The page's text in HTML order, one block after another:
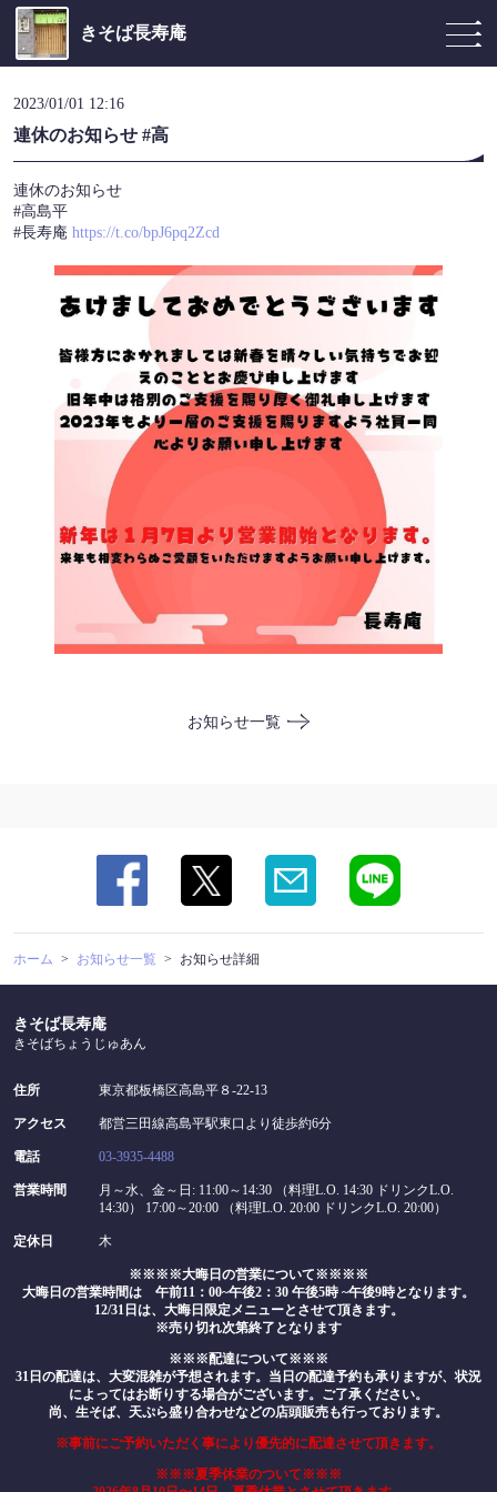
きそば長寿庵
2023/01/01 12:16
連休のお知らせ #高
連休のお知らせ
#高島平
#長寿庵 https://t.co/bpJ6pq2Zcd
お知らせ一覧
ホーム お知らせ一覧 お知らせ詳細
きそば長寿庵
きそばちょうじゅあん
住所 東京都板橋区高島平８-22-13
アクセス 都営三田線高島平駅東口より徒歩約6分
電話 03-3935-4488
営業時間
月～水、金～日: 11:00～14:30 （料理L.O. 14:30 ドリンクL.O.
14:30） 17:00～20:00 （料理L.O. 20:00 ドリンクL.O. 20:00）
定休日 木
※※※※大晦日の営業について※※※※
大晦日の営業時間は 午前11：00~午後2：30 午後5時 ~午後9時となります。
12/31日は、大晦日限定メニューとさせて頂きます。
※売り切れ次第終了となります
※※※配達について※※※
31日の配達は、大変混雑が予想されます。当日の配達予約も承りますが、状況
によってはお断りする場合がございます。ご了承ください。
尚、生そば、天ぷら盛り合わせなどの店頭販売も行っております。
※事前にご予約いただく事により優先的に配達させて頂きます。
※※※夏季休業のついて※※※
お店情報をコピー